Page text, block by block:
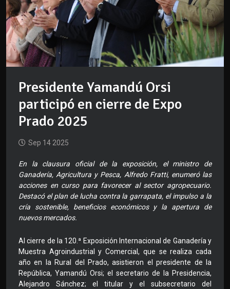
Presidente Yamandú Orsi
participó en cierre de Expo
Prado 2025
Sep 14 2025
En la clausura oficial de la exposición, el ministro de
Ganadería, Agricultura y Pesca, Alfredo Fratti, enumeró las
acciones en curso para favorecer al sector agropecuario.
Destacó el plan de lucha contra la garrapata, el impulso a la
cría sostenible, beneficios económicos y la apertura de
nuevos mercados.
Al cierre de la 120.ª Exposición Internacional de Ganadería y
Muestra Agroindustrial y Comercial, que se realiza cada
año en la Rural del Prado, asistieron el presidente de la
República, Yamandú Orsi; el secretario de la Presidencia,
Alejandro Sánchez; el titular y el subsecretario del